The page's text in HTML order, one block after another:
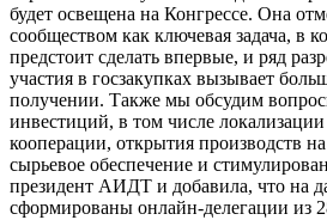
будет освещена на Конгрессе. Она
сообществом как ключевая задача, в
предстоит сделать впервые, и ряд
участия в госзакупках вызывает
получении. Также мы обсудим
инвестиций, в том числе
кооперации, открытия производств
сырьевое обеспечение и
президент АИДТ и добавила, что на
сформированы онлайн-делегации из